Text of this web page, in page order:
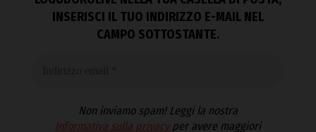
INSERISCI IL TUO INDIRIZZO E-MAIL NEL
CAMPO SOTTOSTANTE.
Non inviamo spam! Leggi la nostra
Informativa sulla privacyper avere maggiori